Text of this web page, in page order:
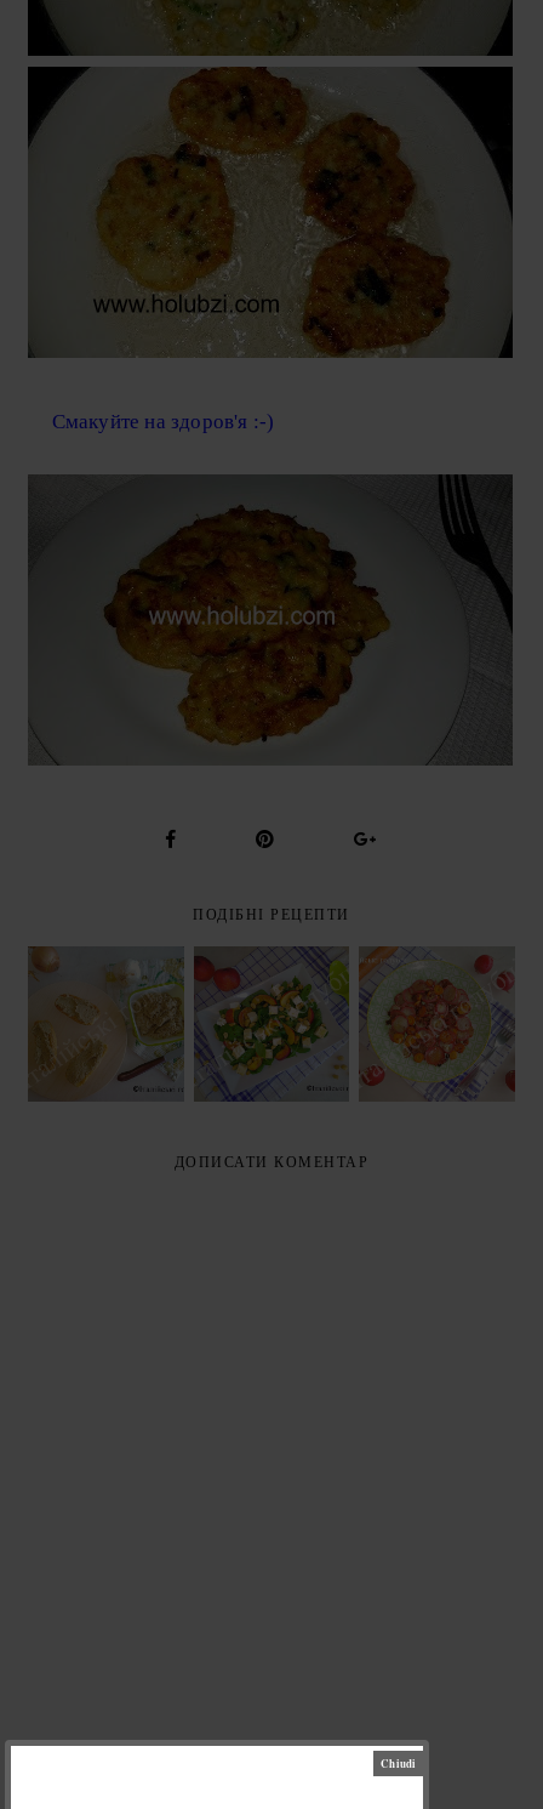
Смакуйте на здоров'я :-)
ПОДІБНІ РЕЦЕПТИ
ПЕЧІНКОВИЙ
ПАШТЕТ З
ГРИБАМИ
САЛАТ З
ПЕРСИКАМИ І
ФЕТОЮ
(INSALATA
CON PESCHE E
FETA)
ПЕЧЕНА
РЕДИСКА
(RAVANELLI AL
FORNO)
ДОПИСАТИ КОМЕНТАР